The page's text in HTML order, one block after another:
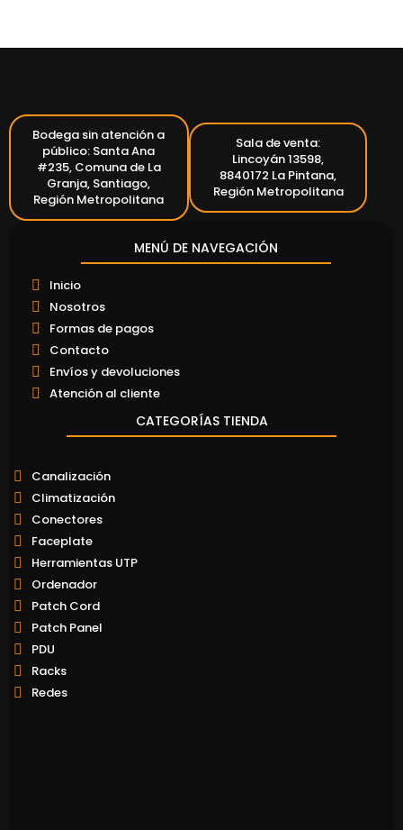
Bodega sin atención a
público: Santa Ana
#235, Comuna de La
Granja, Santiago,
Región Metropolitana
Sala de venta:
Lincoyán 13598,
8840172 La Pintana,
Región Metropolitana
MENÚ DE NAVEGACIÓN
Inicio
Nosotros
Formas de pagos
Contacto
Envíos y devoluciones
Atención al cliente
CATEGORÍAS TIENDA
Canalización
Climatización
Conectores
Faceplate
Herramientas UTP
Ordenador
Patch Cord
Patch Panel
PDU
Racks
Redes